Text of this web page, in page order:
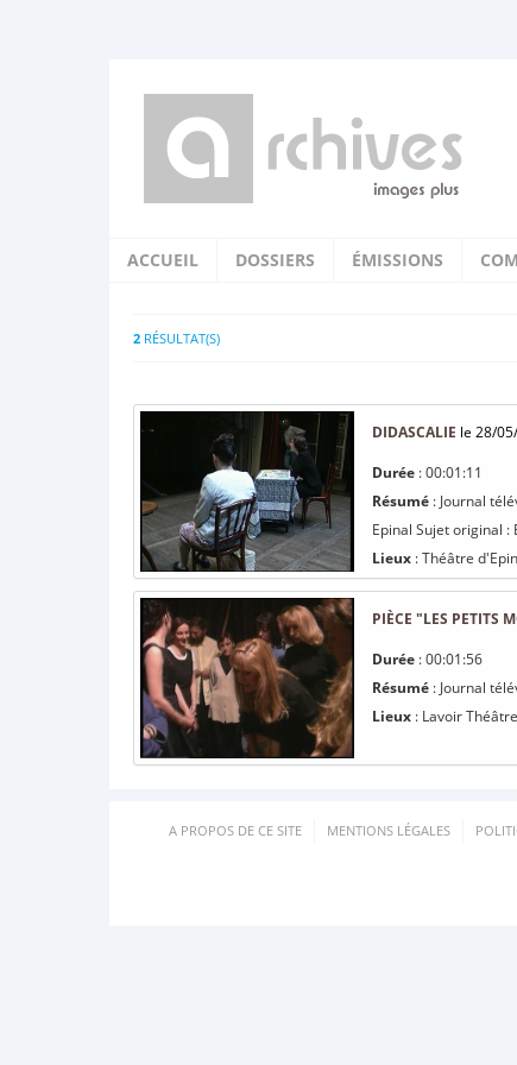
ACCUEIL DOSSIERS ÉMISSIONS
2 RÉSULTAT(S)
DIDASCALIE le 28/
Durée : 00:01:11
Résumé : Journal
Epinal Sujet original :
Lieux : Théâtre
PIÈCE "LES PETITS
Durée : 00:01:56
Résumé : Journal
Lieux : Lavoir
A PROPOS DE CE SITE MENTIONS LÉGALES